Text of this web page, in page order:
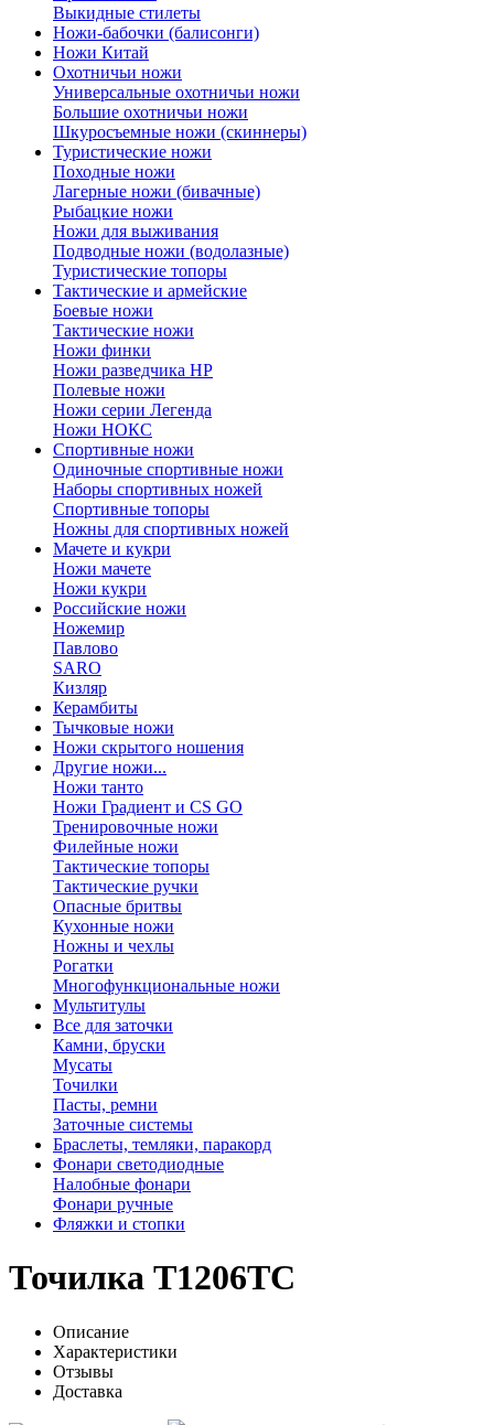
Выкидные стилеты
Ножи-бабочки (балисонги)
Ножи Китай
Охотничьи ножи
Универсальные охотничьи ножи
Большие охотничьи ножи
Шкуросъемные ножи (скиннеры)
Туристические ножи
Походные ножи
Лагерные ножи (бивачные)
Рыбацкие ножи
Ножи для выживания
Подводные ножи (водолазные)
Туристические топоры
Тактические и армейские
Боевые ножи
Тактические ножи
Ножи финки
Ножи разведчика НР
Полевые ножи
Ножи серии Легенда
Ножи НОКС
Спортивные ножи
Одиночные спортивные ножи
Наборы спортивных ножей
Спортивные топоры
Ножны для спортивных ножей
Мачете и кукри
Ножи мачете
Ножи кукри
Российские ножи
Ножемир
Павлово
SARO
Кизляр
Керамбиты
Тычковые ножи
Ножи скрытого ношения
Другие ножи...
Ножи танто
Ножи Градиент и CS GO
Тренировочные ножи
Филейные ножи
Тактические топоры
Тактические ручки
Опасные бритвы
Кухонные ножи
Ножны и чехлы
Рогатки
Многофункциональные ножи
Мультитулы
Все для заточки
Камни, бруски
Мусаты
Точилки
Пасты, ремни
Заточные системы
Браслеты, темляки, паракорд
Фонари светодиодные
Налобные фонари
Фонари ручные
Фляжки и стопки
Точилка T1206TC
Описание
Характеристики
Отзывы
Доставка